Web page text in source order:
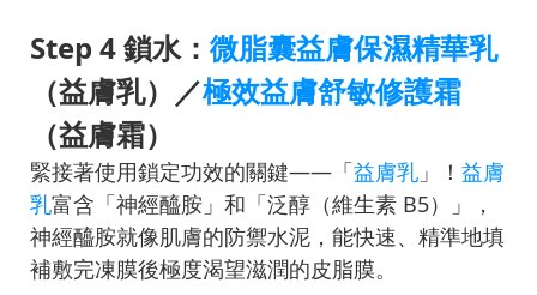
Step 4 鎖水： 微脂囊益膚保濕精華乳
（益膚乳）／極效益膚舒敏修護霜
（益膚霜）
緊接著使用鎖定功效的關鍵——「益膚乳 」！ 益膚
乳富含「神經醯胺」和「泛醇（維生素 B5）」，
神經醯胺就像肌膚的防禦水泥，能快速、精準地填
補敷完凍膜後極度渴望滋潤的皮脂膜。